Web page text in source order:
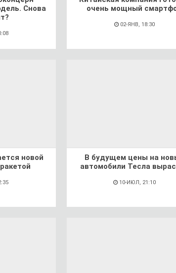
Снова
очень мощный
02-ЯНВ, 18:30
новой
В будущем цены на
автомобили Тесла
10-ИЮЛ, 21:10